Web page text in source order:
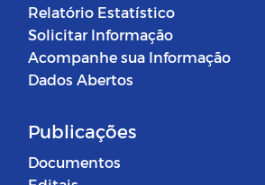
Relatório Estatístico
Solicitar Informação
Acompanhe sua Informação
Dados Abertos
Publicações
Documentos